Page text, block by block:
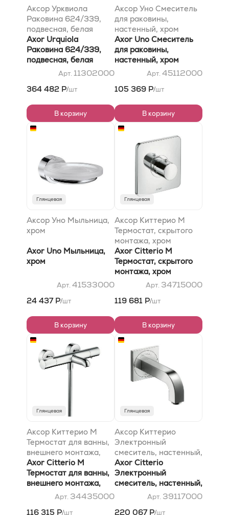
Аксор Урквиола
Раковина 624/339,
подвесная, белая
Axor Urquiola
Раковина 624/339,
подвесная, белая
Арт. 11302000
364 482 Р/шт
В корзину
Аксор Уно Смеситель
для раковины,
настенный, хром
Axor Uno Смеситель
для раковины,
настенный, хром
Арт. 45112000
105 369 Р/шт
В корзину
Глянцевая
Аксор Уно Мыльница,
хром
Axor Uno Мыльница,
хром
Арт. 41533000
24 437 Р/шт
В корзину
Глянцевая
Аксор Киттерио M
Термостат, скрытого
монтажа, хром
Axor Citterio M
Термостат, скрытого
монтажа, хром
Арт. 34715000
119 681 Р/шт
В корзину
Глянцевая
Аксор Киттерио M
Термостат для ванны,
внешнего монтажа,
хром
Axor Citterio M
Термостат для ванны,
внешнего монтажа,
Арт. 34435000
116 315 Р/шт
Глянцевая
Аксор Киттерио
Электронный
смеситель, настенный,
с изливом 161 мм, хром
Axor Citterio
Электронный
смеситель, настенный,
с изливом 161 мм, хром
Арт. 39117000
220 067 Р/шт